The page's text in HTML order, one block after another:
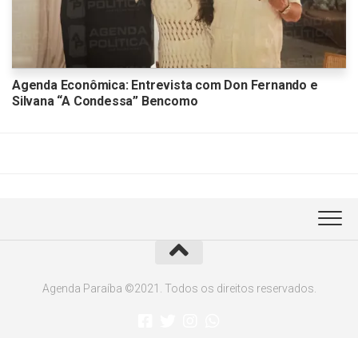
Agenda Econômica: Entrevista com Don Fernando e
Silvana “A Condessa” Bencomo
Agenda Paraíba ©2021. Todos os direitos reservados.